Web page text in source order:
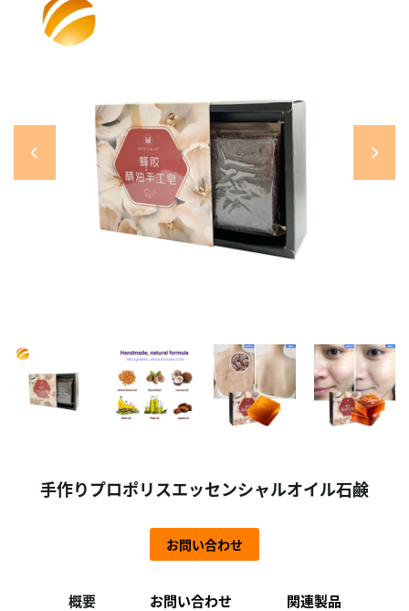
手作りプロポリスエッセンシャルオイル石鹸
お問い合わせ
概要 お問い合わせ 関連製品